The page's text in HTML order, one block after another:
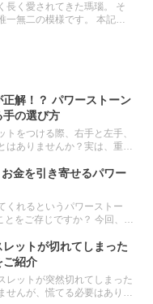
長く愛されてきた瑪瑙。 そ
一無二の模様です。 本記事
解！？ パワーストーン
手の選び方
をつける際、右手と左手、
はありませんか？実は、重要
ーストーンを解説します。
金を引き寄せるパワー
くれるというパワーストー
「金運を上げたい」と願う
ットが切れてしまった
ご紹介
レットが突然切れてしまった
せんが、慌てる必要はありま